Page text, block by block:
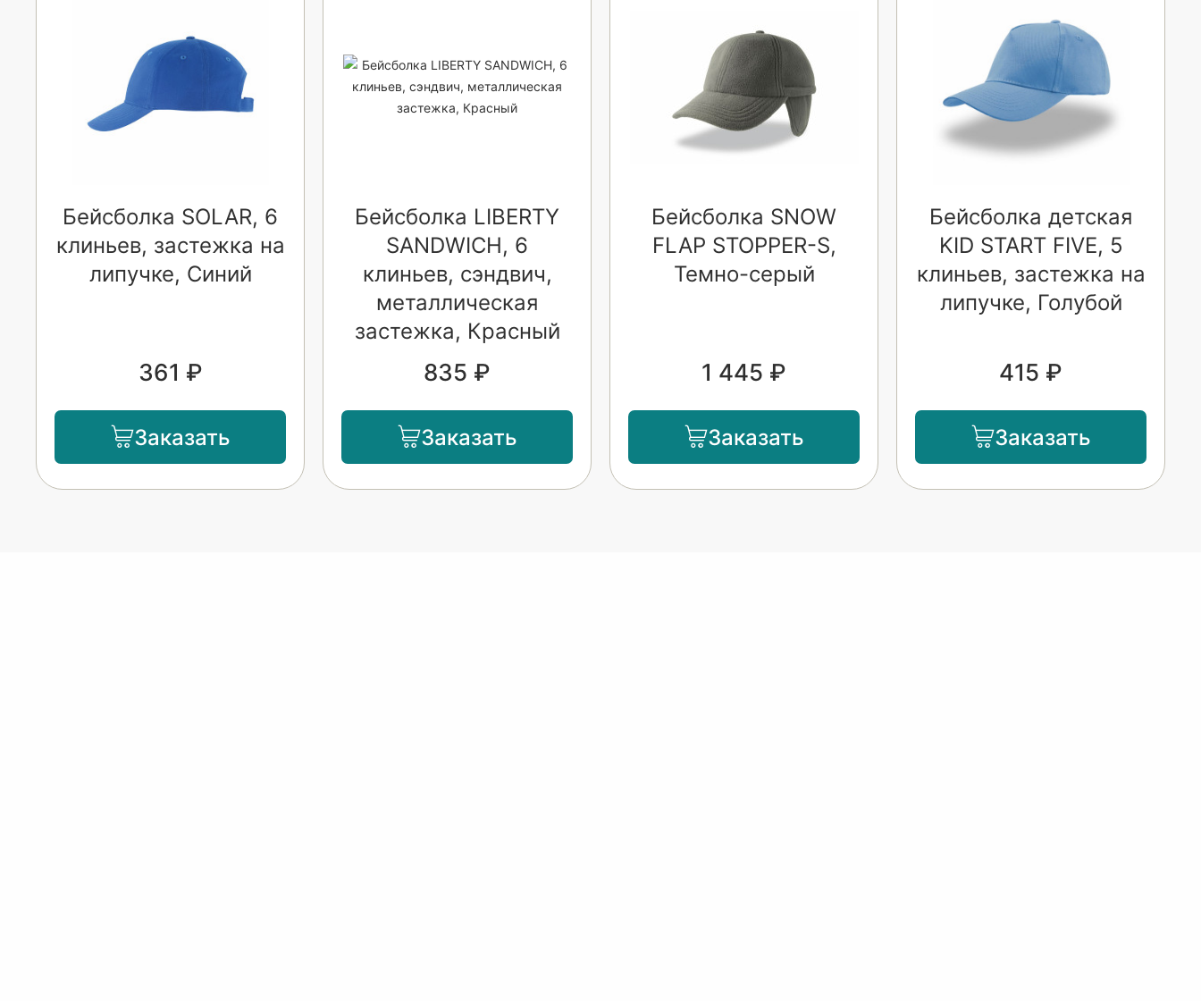
Бейсболка SOLAR, 6
клиньев, застежка на
липучке, Синий
361 ₽
Заказать
Бейсболка LIBERTY
SANDWICH, 6
клиньев, сэндвич,
металлическая
застежка, Красный
835 ₽
Заказать
Бейсболка SNOW
FLAP STOPPER-S,
Темно-серый
1 445 ₽
Заказать
Бейсболка детская
KID START FIVE, 5
клиньев, застежка на
липучке, Голубой
415 ₽
Заказать